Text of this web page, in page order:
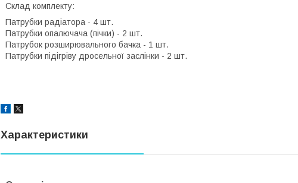
Склад комплекту:
Патрубки радіатора - 4 шт.
Патрубки опалючача (пічки) - 2 шт.
Патрубок розширювального бачка - 1 шт.
Патрубки підігріву дросельної заслінки - 2 шт.
Характеристики